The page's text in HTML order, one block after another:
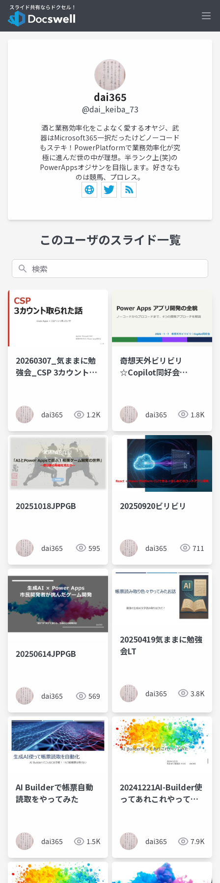
dai365
@dai_keiba_73
酒と業務効率化をこよなく愛するオヤジ、武
器はMicrosoft365一択だったけどノーコード
もステキ！PowerPlatformで業務効率化が究
極に進んだ世の中が理想。半ランク上(笑)の
PowerAppsオジサンを目指します。好きなも
のは競馬、プロレス。
このユーザのスライド一覧
検索
20260307_気ままに勉
強会_CSP 3カウント取
dai365 1.2K
奇想天外ビリビリ
☆Copilot同好会
dai365 1.8K
20251018JPPGB
dai365 595
20250920ビリビリ
dai365 711
20250614JPPGB
dai365 569
20250419気ままに勉強
会LT
dai365 3.8K
AI Builderで帳票自動
読取をやってみた
dai365 1.5K
20241221AI-Builder使
ってあれこれやってみ
dai365 7.9K